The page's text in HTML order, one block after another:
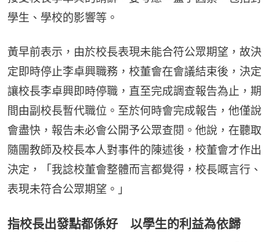
學生、學校的影響等。
黃早前表示，由於校長表現未能合符公眾期望，故決
定即時停止李卓興職務，校董會在會議結束後，決定
讓校長李卓興即時停職，直至完成調查報告為止，期
間由副校長暫代職位。至於何時會完成報告，他僅說
會盡快，報告未必會公開予公眾查閱。他說，在聽取
隨團教師及校長本人對事件的陳述後，校董會才作出
決定，「我諗校董會整體而言都覺得，校長嘅言行、
表現未符合公眾期望。」
指校長出發點都係好 以學生的利益為依歸